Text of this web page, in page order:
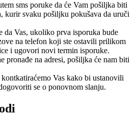
sms poruke da će Vam pošiljka biti
kurir svaku pošiljku pokušava da uruči
da Vas, ukoliko prva isporuka bude
na telefon koji ste ostavili prilikom
i ugovori novi termin isporuke.
pronađe na adresi, pošiljka će nam biti
Vas kako bi ustanovili
se o ponovnom slanju.